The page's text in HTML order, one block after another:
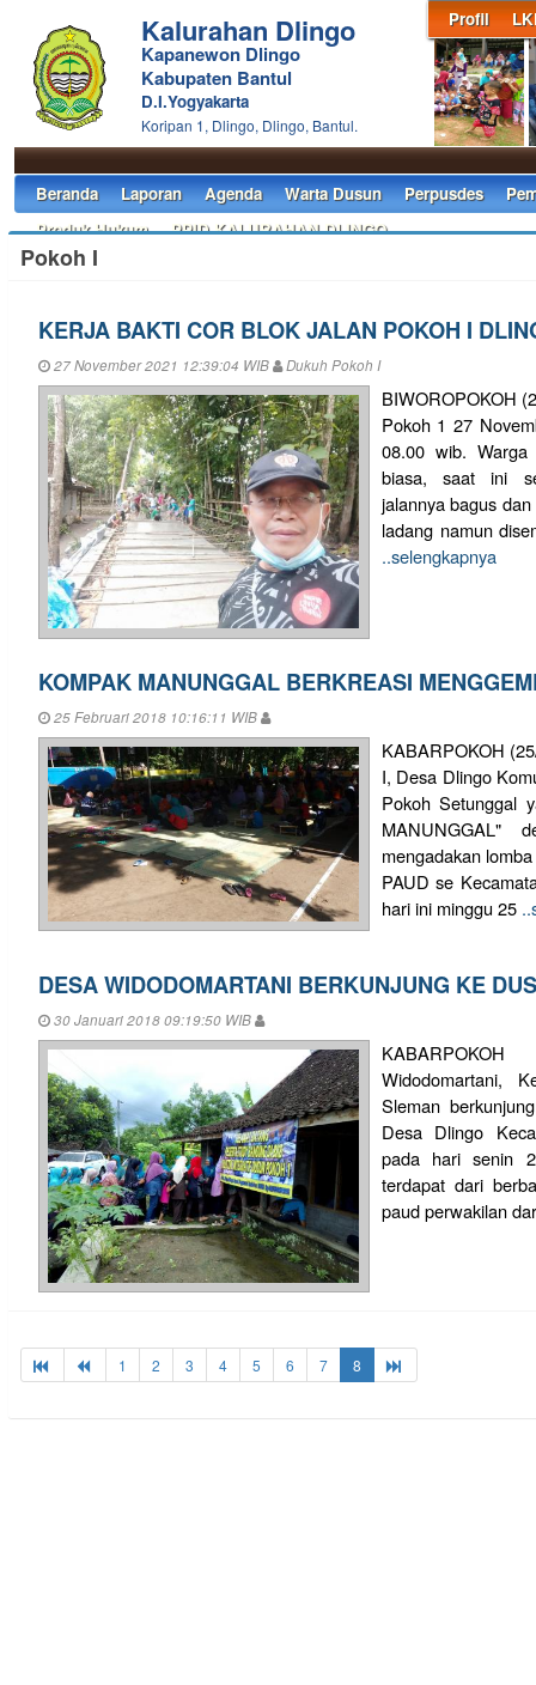
Profil
Kalurahan Dlingo
Kapanewon Dlingo
Kabupaten Bantul
D.I.Yogyakarta
Koripan 1, Dlingo, Dlingo, Bantul.
Beranda Laporan Agenda Warta Dusun Perpusdes
Produk Hukum
PPID KALURAHAN DLINGO
Pokoh I
KERJA BAKTI COR BLOK JALAN POKOH I
27 November 2021 12:39:04 WIB Dukuh Pokoh I
BIWOROPOKOH
Pokoh 1 27
08.00 wib.
biasa, saat ini
jalannya bagus
ladang namun
..selengkapnya
KOMPAK MANUNGGAL BERKREASI
25 Februari 2018 10:16:11 WIB
KABARPOKOH
I, Desa Dlingo
Pokoh Setunggal
MANUNGGAL"
mengadakan
PAUD se
hari ini minggu 25
DESA WIDODOMARTANI BERKUNJUNG KE
30 Januari 2018 09:19:50 WIB
Widodomartani,
Sleman
Desa Dlingo
pada hari senin
terdapat dari
paud perwakilan
1 2 3 4 5 6 7 8